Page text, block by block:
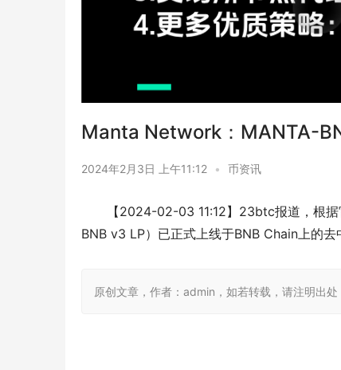
Manta Network：MANTA-
2024年2月3日 上午11:12 • 币资讯
【2024-02-03 11:12】23btc报道，根
BNB v3 LP）已正式上线于BNB Chain上的去
原创文章，作者：admin，如若转载，请注明